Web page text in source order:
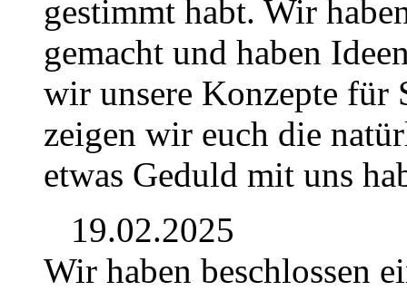
gestimmt habt. Wir
gemacht und haben
wir unsere Konzepte für
zeigen wir euch die
etwas Geduld mit uns
19.02.2025
Wir haben beschlossen